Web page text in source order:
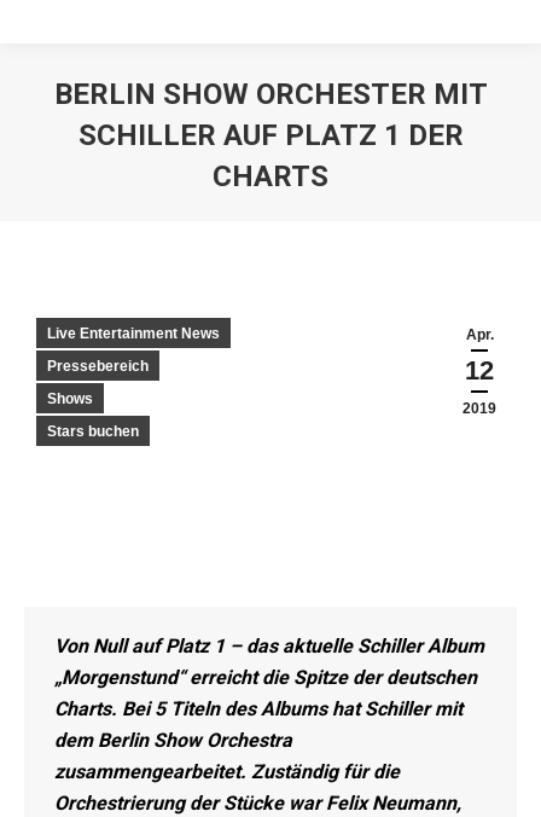
BERLIN SHOW ORCHESTER MIT
SCHILLER AUF PLATZ 1 DER
CHARTS
Apr.
12
2019
Live Entertainment News
Pressebereich
Shows
Stars buchen
Von Null auf Platz 1 – das aktuelle Schiller Album
„Morgenstund“ erreicht die Spitze der deutschen
Charts. Bei 5 Titeln des Albums hat Schiller mit
dem Berlin Show Orchestra
zusammengearbeitet. Zuständig für die
Orchestrierung der Stücke war Felix Neumann,